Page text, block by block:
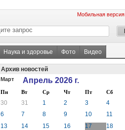
Мобильная версия
Наука и здоровье Фото Видео
Архив новостей
Март Апрель 2026 г.
Пн Вт Ср Чт Пт Сб
30 31 1 2 3 4
6
7 8 9 10 11
13
14 15 16 17 18